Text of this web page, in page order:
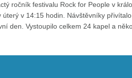
ročník festivalu Rock for People v
úterý v 14:15 hodin. Návštěvníky
den. Vystoupilo celkem 24 kapel a